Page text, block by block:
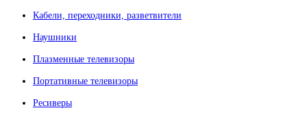
Кабели, переходники, разветвители
Наушники
Плазменные телевизоры
Портативные телевизоры
Ресиверы